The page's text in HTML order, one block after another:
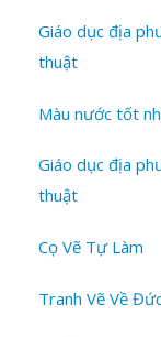
Giáo dục địa
thuật
Màu nước tốt
Giáo dục địa
thuật
Cọ Vẽ Tự Làm
Tranh Vẽ Về